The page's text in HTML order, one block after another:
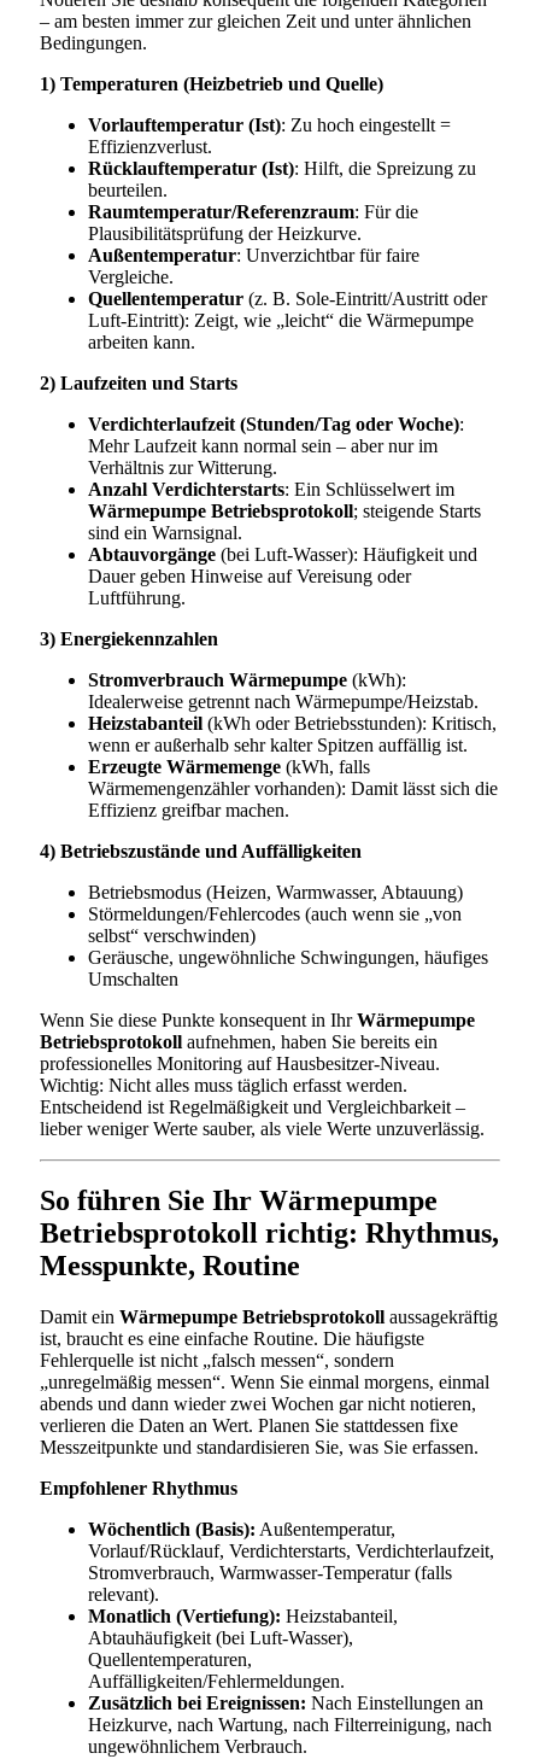
– am besten immer zur gleichen Zeit und unter ähnlichen
Bedingungen.
1) Temperaturen (Heizbetrieb und Quelle)
Vorlauftemperatur (Ist): Zu hoch eingestellt =
Effizienzverlust.
Rücklauftemperatur (Ist): Hilft, die Spreizung zu
beurteilen.
Raumtemperatur/Referenzraum: Für die
Plausibilitätsprüfung der Heizkurve.
Außentemperatur: Unverzichtbar für faire
Vergleiche.
Quellentemperatur (z. B. Sole-Eintritt/Austritt oder
Luft-Eintritt): Zeigt, wie „leicht“ die Wärmepumpe
arbeiten kann.
2) Laufzeiten und Starts
Verdichterlaufzeit (Stunden/Tag oder Woche):
Mehr Laufzeit kann normal sein – aber nur im
Verhältnis zur Witterung.
Anzahl Verdichterstarts: Ein Schlüsselwert im
Wärmepumpe Betriebsprotokoll; steigende Starts
sind ein Warnsignal.
Abtauvorgänge (bei Luft-Wasser): Häufigkeit und
Dauer geben Hinweise auf Vereisung oder
Luftführung.
3) Energiekennzahlen
Stromverbrauch Wärmepumpe (kWh):
Idealerweise getrennt nach Wärmepumpe/Heizstab.
Heizstabanteil (kWh oder Betriebsstunden): Kritisch,
wenn er außerhalb sehr kalter Spitzen auffällig ist.
Erzeugte Wärmemenge (kWh, falls
Wärmemengenzähler vorhanden): Damit lässt sich die
Effizienz greifbar machen.
4) Betriebszustände und Auffälligkeiten
Betriebsmodus (Heizen, Warmwasser, Abtauung)
Störmeldungen/Fehlercodes (auch wenn sie „von
selbst“ verschwinden)
Geräusche, ungewöhnliche Schwingungen, häufiges
Umschalten
Wenn Sie diese Punkte konsequent in IhrWärmepumpe
Betriebsprotokoll aufnehmen, haben Sie bereits ein
professionelles Monitoring auf Hausbesitzer-Niveau.
Wichtig: Nicht alles muss täglich erfasst werden.
Entscheidend ist Regelmäßigkeit und Vergleichbarkeit –
lieber weniger Werte sauber, als viele Werte unzuverlässig.
So führen Sie Ihr Wärmepumpe
Betriebsprotokoll richtig: Rhythmus,
Messpunkte, Routine
Damit ein Wärmepumpe Betriebsprotokoll aussagekräftig
ist, braucht es eine einfache Routine. Die häufigste
Fehlerquelle ist nicht „falsch messen“, sondern
„unregelmäßig messen“. Wenn Sie einmal morgens, einmal
abends und dann wieder zwei Wochen gar nicht notieren,
verlieren die Daten an Wert. Planen Sie stattdessen fixe
Messzeitpunkte und standardisieren Sie, was Sie erfassen.
Empfohlener Rhythmus
Wöchentlich (Basis): Außentemperatur,
Vorlauf/Rücklauf, Verdichterstarts, Verdichterlaufzeit,
Stromverbrauch, Warmwasser-Temperatur (falls
relevant).
Monatlich (Vertiefung): Heizstabanteil,
Abtauhäufigkeit (bei Luft-Wasser),
Quellentemperaturen,
Auffälligkeiten/Fehlermeldungen.
Zusätzlich bei Ereignissen: Nach Einstellungen an
Heizkurve, nach Wartung, nach Filterreinigung, nach
ungewöhnlichem Verbrauch.